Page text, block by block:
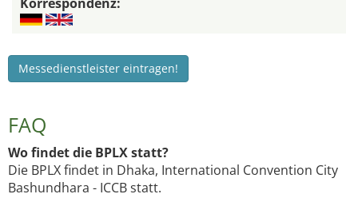
Messedienstleister eintragen!
FAQ
Wo findet die BPLX statt?
Die BPLX findet in Dhaka, International Convention City
Bashundhara - ICCB statt.